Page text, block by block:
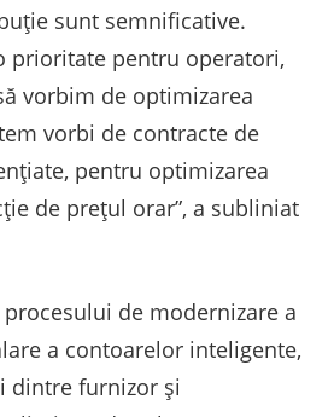
sunt semnificative.
prioritate pentru operatori,
vorbim de optimizarea
vorbi de contracte de
pentru optimizarea
de prețul orar”, a subliniat
procesului de modernizare a
a contoarelor inteligente,
dintre furnizor și